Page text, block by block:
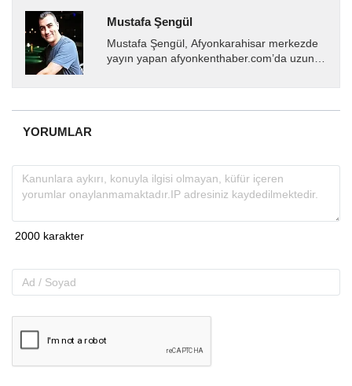
Mustafa Şengül
Mustafa Şengül, Afyonkarahisar merkezde
yayın yapan afyonkenthaber.com’da uzun
almakta, haber akışı...
YORUMLAR